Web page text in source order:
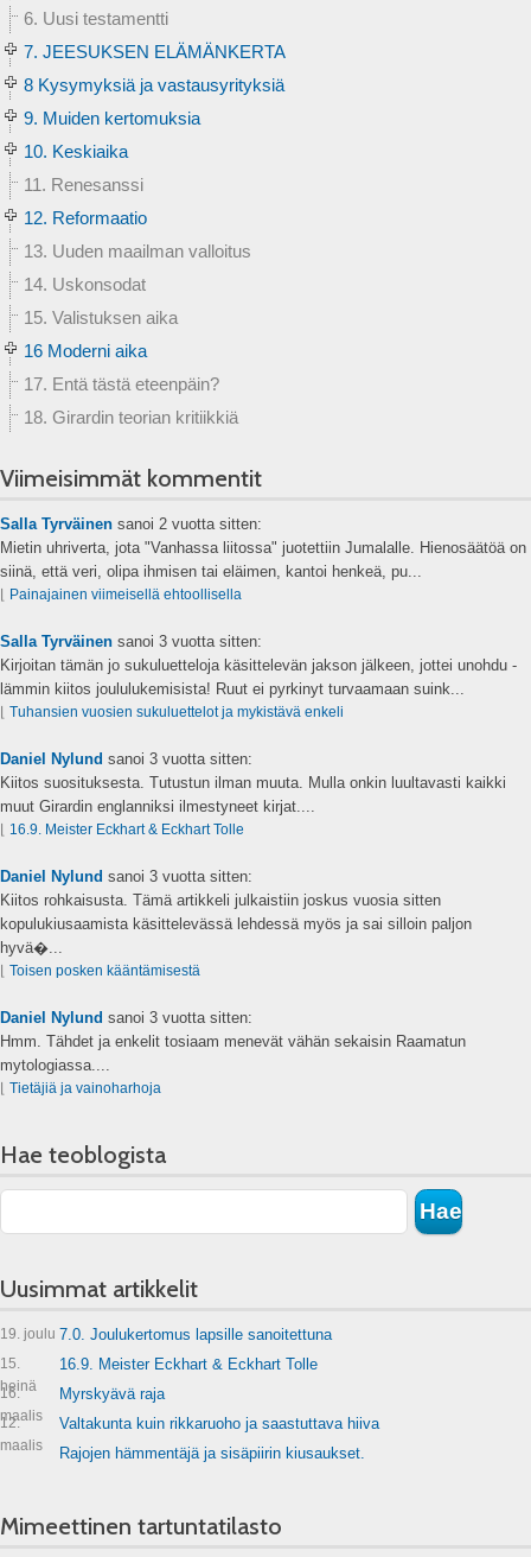
6. Uusi testamentti
7. JEESUKSEN ELÄMÄNKERTA
8 Kysymyksiä ja vastausyrityksiä
9. Muiden kertomuksia
10. Keskiaika
11. Renesanssi
12. Reformaatio
13. Uuden maailman valloitus
14. Uskonsodat
15. Valistuksen aika
16 Moderni aika
17. Entä tästä eteenpäin?
18. Girardin teorian kritiikkiä
Viimeisimmät kommentit
Salla Tyrväinen sanoi 2 vuotta sitten:
Mietin uhriverta, jota "Vanhassa liitossa" juotettiin Jumalalle. Hienosäätöä on
siinä, että veri, olipa ihmisen tai eläimen, kantoi henkeä, pu...
Painajainen viimeisellä ehtoollisella
Salla Tyrväinen sanoi 3 vuotta sitten:
Kirjoitan tämän jo sukuluetteloja käsittelevän jakson jälkeen, jottei unohdu -
lämmin kiitos joululukemisista! Ruut ei pyrkinyt turvaamaan suink...
Tuhansien vuosien sukuluettelot ja mykistävä enkeli
Daniel Nylund sanoi 3 vuotta sitten:
Kiitos suosituksesta. Tutustun ilman muuta. Mulla onkin luultavasti kaikki
muut Girardin englanniksi ilmestyneet kirjat....
16.9. Meister Eckhart & Eckhart Tolle
Daniel Nylund sanoi 3 vuotta sitten:
Kiitos rohkaisusta. Tämä artikkeli julkaistiin joskus vuosia sitten
kopulukiusaamista käsittelevässä lehdessä myös ja sai silloin paljon
hyvä�...
Toisen posken kääntämisestä
Daniel Nylund sanoi 3 vuotta sitten:
Hmm. Tähdet ja enkelit tosiaam menevät vähän sekaisin Raamatun
mytologiassa....
Tietäjiä ja vainoharhoja
Hae teoblogista
Uusimmat artikkelit
19. joulu 7.0. Joulukertomus lapsille sanoitettuna
15.
heinä
16.9. Meister Eckhart & Eckhart Tolle
16.
maalis
Myrskyävä raja
12.
maalis
Valtakunta kuin rikkaruoho ja saastuttava hiiva
Rajojen hämmentäjä ja sisäpiirin kiusaukset.
Mimeettinen tartuntatilasto